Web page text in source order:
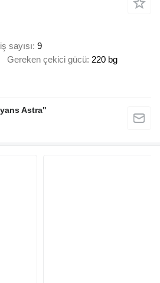
sayısı 9
Gereken çekici gücü 220 bg
Astra"